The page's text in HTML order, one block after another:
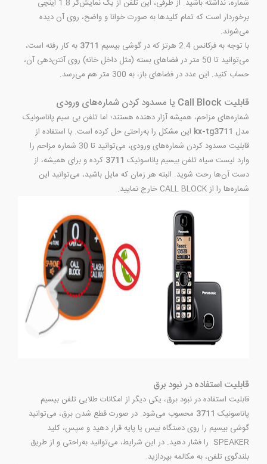
شماره، نداشته باشید. از طرفی، این تلفن از یک نمایش‌گر 1.8 اینچی
برخوردار است که تمام کلیدها به صورت خوانا و واضح، روی آن دیده
می‌شوند.
با توجه به فرکانس 2.4 هرتز که در گوشی بیسیم
3711 به کار رفته است،
می‌توانید تا 50 متر در فضاهای بسته (مثل داخل خانه) روی آنتن‌دهی آن،
حساب کنید. این عدد در فضاهای باز، به 300 متر هم می‌رسد.
قابلیت Call Block یا مسدود کردن شماره‌های ورودی
شماره‌های مزاحم، همیشه آزار دهنده هستند؛ اما تلفن بی سیم پاناسونیک
مدل kx-tg3711 این مشکل را به‌راحتی حل کرده است. با استفاده از
قابلیت مسدود کردن شماره‌های ورودی، می‌توانید تا 30 شماره مزاحم را
وارد لیست سیاه تلفن بیسیم پاناسونیک 3711 کرده و برای همیشه، از
دست آن‌ها رحت شوید. البته هر زمان که مایل باشید، می‌توانید این
شماره‌ها را از CALL BLOCK خارج نمایید.
قابلیت استفاده در نبود برق
قابلیت استفاده در نبود برق، یکی دیگر از امکانات طلایی تلفن بیسیم
پاناسونیک 3711 محسوب می‌شود. در صورت قطع شدن برق، می‌توانید
گوشی بیسیم را روی دستگاه بیس یا پایه قرار دهید و سپس، کلید
SPEAKER را فشار دهید. در این شرایط، می‌توانید به‌راحتی و از طریق
بلندگوی تلفن، به مکالمه بپردازید.